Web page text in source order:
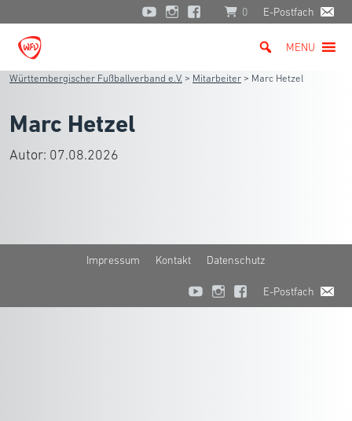
0 E-Postfach
MENU
Württembergischer Fußballverband e.V. > Mitarbeiter > Marc Hetzel
Marc Hetzel
Autor: 07.08.2026
Impressum Kontakt Datenschutz
E-Postfach